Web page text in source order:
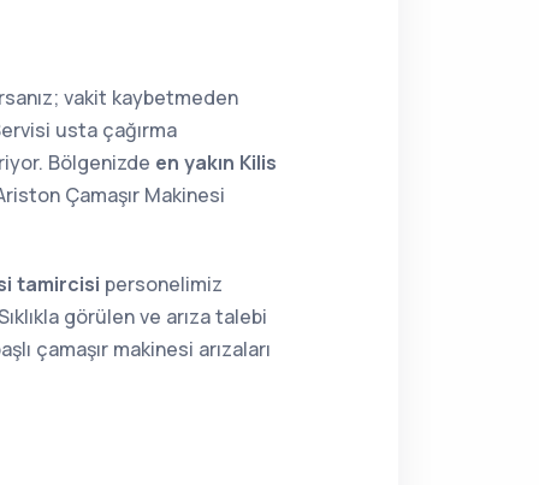
vakit kaybetmeden
usta çağırma
Bölgenizde en yakın Kilis
Çamaşır Makinesi
tamircisi personelimiz
görülen ve arıza talebi
çamaşır makinesi arızaları